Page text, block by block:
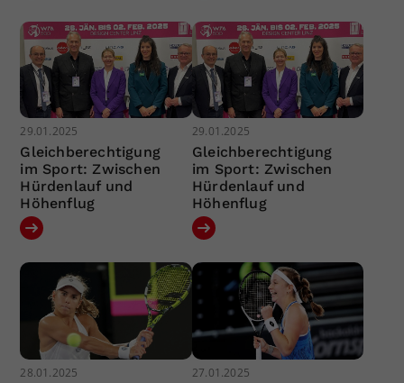
29.01.2025
Gleichberechtigung
im Sport: Zwischen
Hürdenlauf und
Höhenflug
29.01.2025
Gleichberechtigung
im Sport: Zwischen
Hürdenlauf und
Höhenflug
28.01.2025 27.01.2025